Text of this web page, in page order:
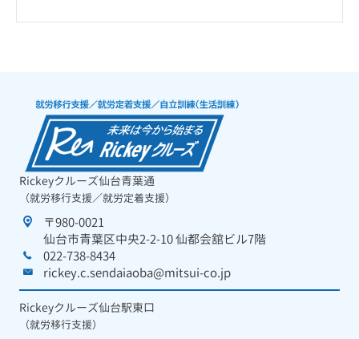
Rickeyクルーズ仙台青葉通
（就労移行支援／就労定着支援）
〒980-0021
仙台市青葉区中央2-2-10 仙都会舘ビル7階
022-738-8434
rickey.c.sendaiaoba@mitsui-co.jp
Rickeyクルーズ仙台駅東口
（就労移行支援）